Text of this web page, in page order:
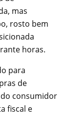
mas
rosto bem
horas.
para
de
consumidor
fiscal e